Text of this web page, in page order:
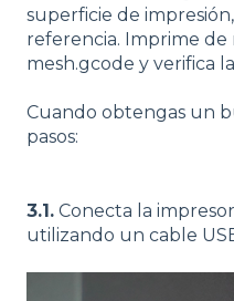
superficie de
referencia. Imprime de
mesh.gcode y verifica
Cuando obtengas un
pasos:
3.1. Conecta la
utilizando un cable